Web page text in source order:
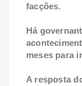
facções.
Há
meses para
A resposta